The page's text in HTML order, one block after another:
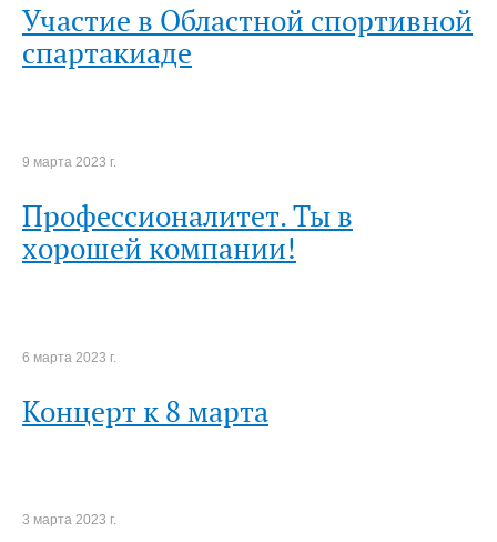
Участие в Областной спортивной
спартакиаде
9 марта 2023 г.
Профессионалитет. Ты в
хорошей компании!
6 марта 2023 г.
Концерт к 8 марта
3 марта 2023 г.